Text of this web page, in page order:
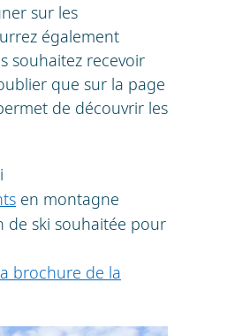
sur les
également
souhaitez recevoir
que sur la page
de découvrir les
en montagne
de ski souhaitée pour
brochure de la